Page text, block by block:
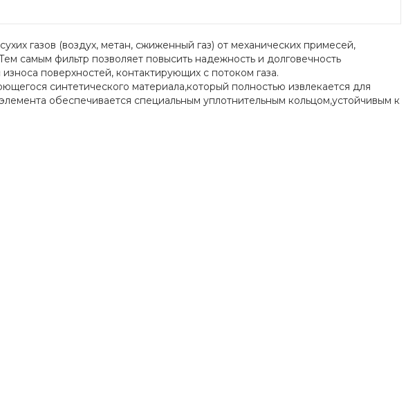
газов (воздух, метан, сжиженный газ) от механических примесей,
самым фильтр позволяет повысить надежность и долговечность
поверхностей, контактирующих с потоком газа.
синтетического материала,который полностью извлекается для
обеспечивается специальным уплотнительным кольцом,устойчивым к